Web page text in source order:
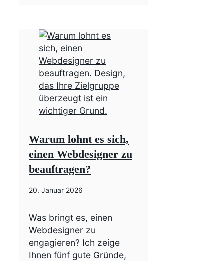
Warum lohnt es sich,
einen Webdesigner zu
beauftragen?
20. Januar 2026
Was bringt es, einen
Webdesigner zu
engagieren? Ich zeige
Ihnen fünf gute Gründe,